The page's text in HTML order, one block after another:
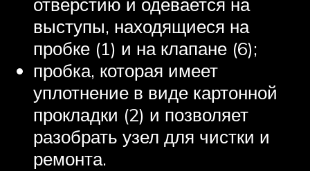
отверстию и одевается на
выступы, находящиеся на
пробке (1) и на клапане (6);
пробка, которая имеет
уплотнение в виде картонной
прокладки (2) и позволяет
разобрать узел для чистки и
ремонта.